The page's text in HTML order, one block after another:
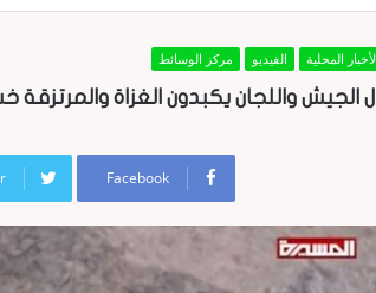
المحلية الفيديو مركز الوسائط
الجيش واللجان يكبدون الغزاة
Facebook